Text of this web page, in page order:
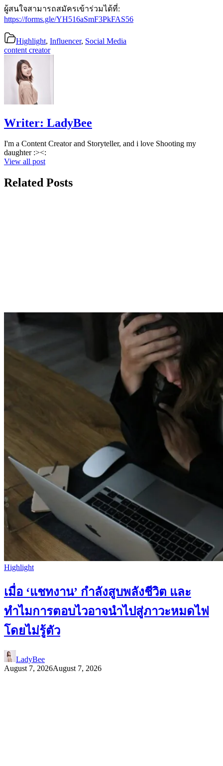
ผู้สนใจสามารถสมัครเข้าร่วมได้ที่:
https://forms.gle/YH516aSmF3PkFAS56
Highlight, Influencer, Social Media
content creator
Writer: LadyBee
I'm a Content Creator and Storyteller, and i love Shooting my
daughter :><:
View all post
Related Posts
Highlight
เมื่อ ‘แชทงาน’ กำลังสูบพลังชีวิต และ
ทำไมการตอบไวอาจนำไปสู่ภาวะหมดไฟ
โดยไม่รู้ตัว
LadyBee
August 7, 2026August 7, 2026